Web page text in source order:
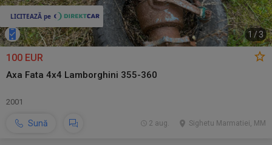
1 /3
100 EUR
Axa Fata 4x4 Lamborghini 355-360
2001
Sună Sighetu Marmatiei, MM
2 aug.